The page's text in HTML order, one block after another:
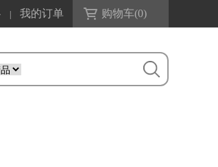
我的订单 购物车(0)